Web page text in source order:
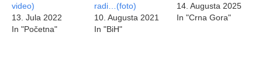
video)
13. Jula 2022
In "Početna"
radi…(foto)
10. Augusta 2021
In "BiH"
14. Augusta 2025
In "Crna Gora"